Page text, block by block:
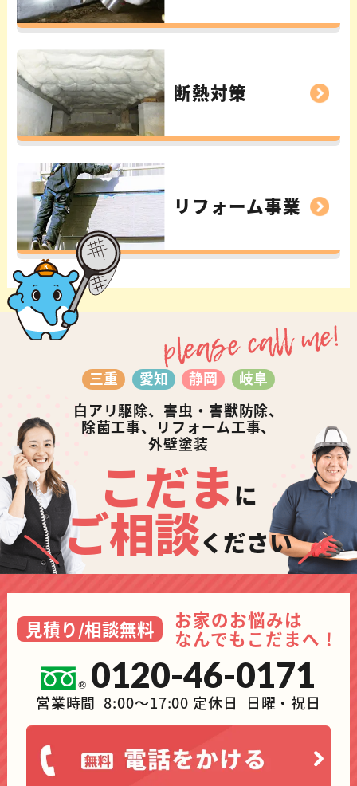
断熱対策
リフォーム事業
please call me!
三重 愛知 静岡
岐阜
白アリ駆除、害虫・害獣防除、
除菌工事、リフォーム工事、
外壁塗装
こだまに
ご相談ください
見積り/相談無料 お家のお悩みは
なんでもこだまへ！
0120-46-0171
営業時間 8:00～17:00 定休日 日曜・祝日